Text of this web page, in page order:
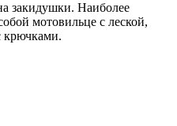
закидушки. Наиболее
мотовильце с леской,
крючками.